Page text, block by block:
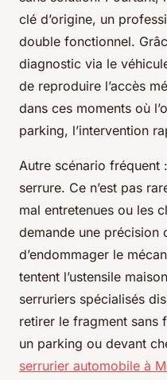
clé d’origine, un
double fonctionnel.
diagnostic via le
de reproduire l’accès
dans ces moments où
parking, l’intervention
Autre scénario fréquent
serrure. Ce n’est pas
mal entretenues ou les
demande une précision
d’endommager le
tentent l’ustensile
serruriers spécialisés
retirer le fragment sans
un parking ou devant
serrurier automobile à